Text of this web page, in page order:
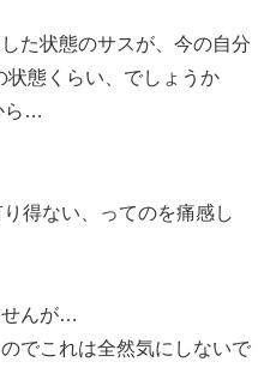
た状態のサスが、今の自分
態くらい、でしょうか
ら…
得ない、ってのを痛感し
せんが…
でこれは全然気にしないで